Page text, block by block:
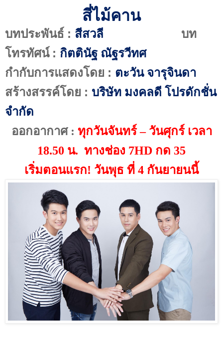
สี่ไม้คาน
บทประพันธ์ : สีสวลี
บท
โทรทัศน์ : กิตตินัฐ ณัฐรวีทศ
กำกับการแสดงโดย : ตะวัน จารุจินดา
สร้างสรรค์โดย : บริษัท มงคลดี โปรดักชั่น
จำกัด
ออกอากาศ : ทุกวันจันทร์ – วันศุกร์ เวลา
18.50 น. ทางช่อง 7HD กด 35
เริ่มตอนแรก! วันพุธ ที่ 4 กันยายนนี้